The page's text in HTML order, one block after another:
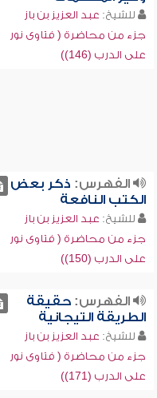
للشيخ: عبد العزيز بن باز
جزء من محاضرة ( فتاوى نور
على الدرب (146))
الفهرس: ذكر بعض
الكتب النافعة
للشيخ: عبد العزيز بن باز
جزء من محاضرة ( فتاوى نور
على الدرب (150))
الفهرس:حقيقة
الطريقة التيجانية
للشيخ: عبد العزيز بن باز
جزء من محاضرة ( فتاوى نور
على الدرب (171))